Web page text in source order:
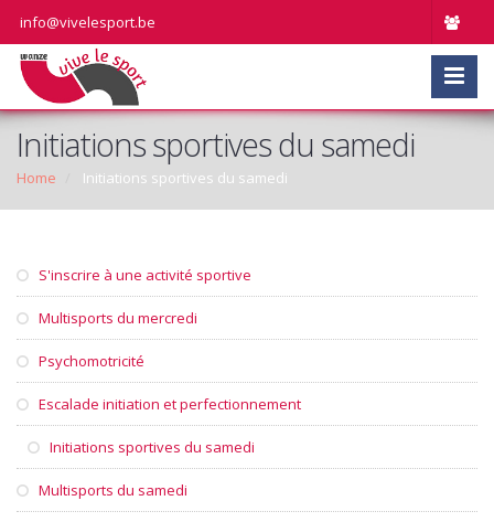
info@vivelesport.be
Initiations sportives du samedi
Home Initiations sportives du samedi
S'inscrire à une activité sportive
Multisports du mercredi
Psychomotricité
Escalade initiation et perfectionnement
Initiations sportives du samedi
Multisports du samedi